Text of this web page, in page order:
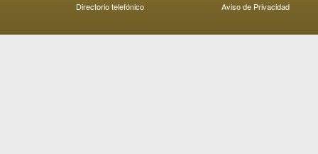
Directorio telefónico
Aviso de Privacidad